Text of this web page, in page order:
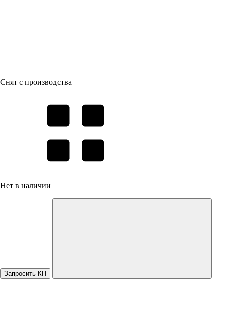
Снят с производства
Нет в наличии
Запросить КП